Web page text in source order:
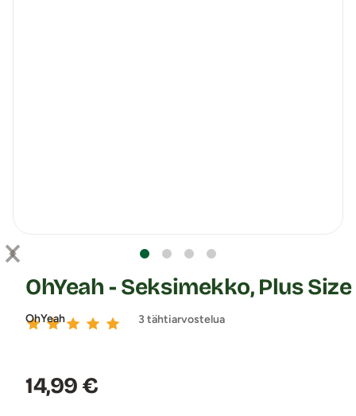
OhYeah
OhYeah - Seksimekko, Plus Size
3 tähtiarvostelua
Hinta:
14,99 €